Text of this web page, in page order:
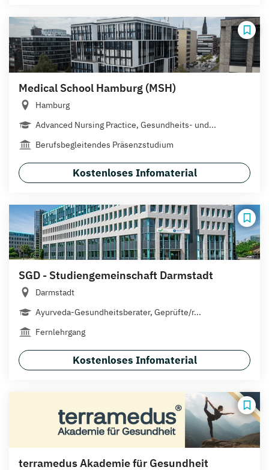
Medical School Hamburg (MSH)
Hamburg
Advanced Nursing Practice, Gesundheits- und...
Berufsbegleitendes Präsenzstudium
Kostenloses Infomaterial
SGD - Studiengemeinschaft Darmstadt
Darmstadt
Ayurveda-Gesundheitsberater, Geprüfte/r...
Fernlehrgang
Kostenloses Infomaterial
terramedus Akademie für Gesundheit